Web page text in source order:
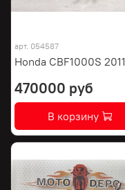
арт. 054587
Honda CBF1000S 2011
470000 руб
В корзину